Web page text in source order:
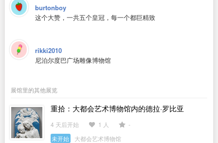
burtonboy
这个大赞，一共五个皇冠，每一个都巨精致
rikki2010
尼泊尔度巴广场雕像博物馆
展馆里的其他展览
重拾：大都会艺术博物馆内的德拉·罗比亚
4 天后开始 1 人
-
未开始
大都会艺术博物馆